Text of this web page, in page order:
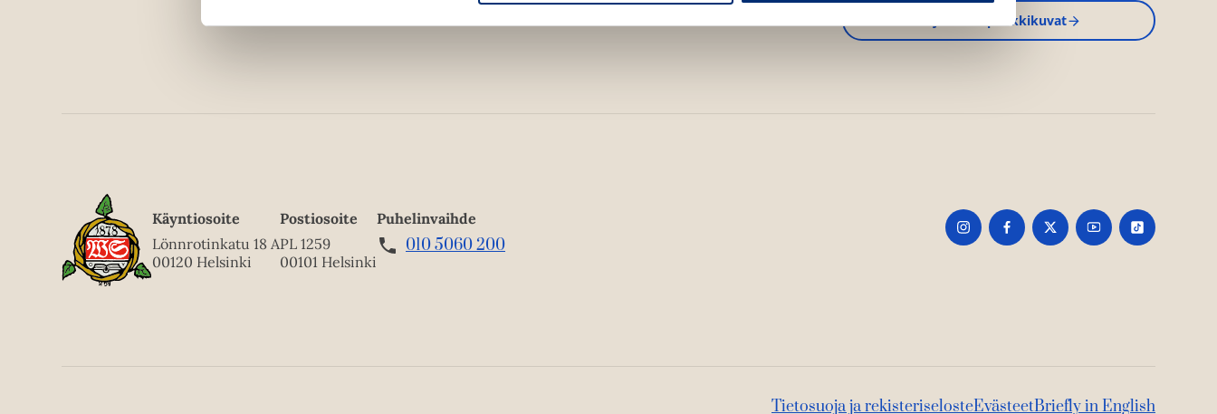
Kirjan kuvapankkikuvat
Käyntiosoite
Lönnrotinkatu 18 A
00120 Helsinki
Postiosoite
PL 1259
00101 Helsinki
Puhelinvaihde
010 5060 200
Tietosuoja ja rekisteriselosteEvästeetBriefly in English